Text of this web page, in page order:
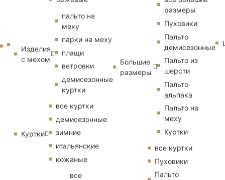
Изделия
с мехом
пальто на
меху
парки на меху
плащи
ветровки
демисезонные
куртки
Куртки
все куртки
демисезонные
зимние
итальянские
кожаные
все
Большие
размеры
размеры
Пуховики
Пальто
демисезонные
Пальто из
шерсти
Пальто
альпака
Пальто на
меху
Куртки
все куртки
Пуховики
Пальто